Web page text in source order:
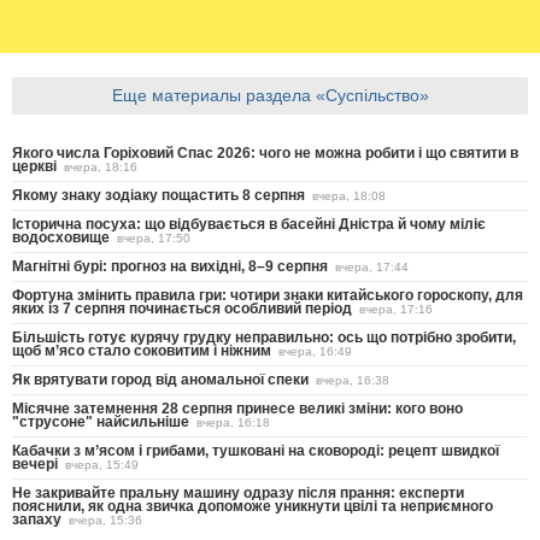
Еще материалы раздела «Суспільство»
Якого числа Горіховий Спас 2026: чого не можна робити і що святити в
церкві вчера, 18:16
Якому знаку зодіаку пощастить 8 серпня вчера, 18:08
Історична посуха: що відбувається в басейні Дністра й чому міліє
водосховище вчера, 17:50
Магнітні бурі: прогноз на вихідні, 8–9 серпня вчера, 17:44
Фортуна змінить правила гри: чотири знаки китайського гороскопу, для
яких із 7 серпня починається особливий період вчера, 17:16
Більшість готує курячу грудку неправильно: ось що потрібно зробити,
щоб м’ясо стало соковитим і ніжним вчера, 16:49
Як врятувати город від аномальної спеки вчера, 16:38
Місячне затемнення 28 серпня принесе великі зміни: кого воно
"струсоне" найсильніше вчера, 16:18
Кабачки з м’ясом і грибами, тушковані на сковороді: рецепт швидкої
вечері вчера, 15:49
Не закривайте пральну машину одразу після прання: експерти
пояснили, як одна звичка допоможе уникнути цвілі та неприємного
запаху вчера, 15:36